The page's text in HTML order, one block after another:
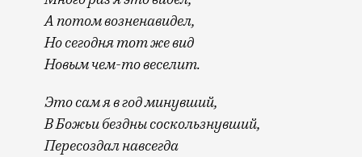
А потом возненавидел,
Но сегодня тот же вид
Новым чем-то веселит.
Это сам я в год минувший,
В Божьи бездны соскользнувший,
Пересоздал навсегда